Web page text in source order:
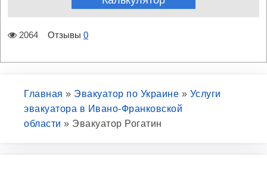
2064 Отзывы 0
Главная » Эвакуатор по Украине » Услуги
эвакуатора в Ивано-Франковской
области » Эвакуатор Рогатин